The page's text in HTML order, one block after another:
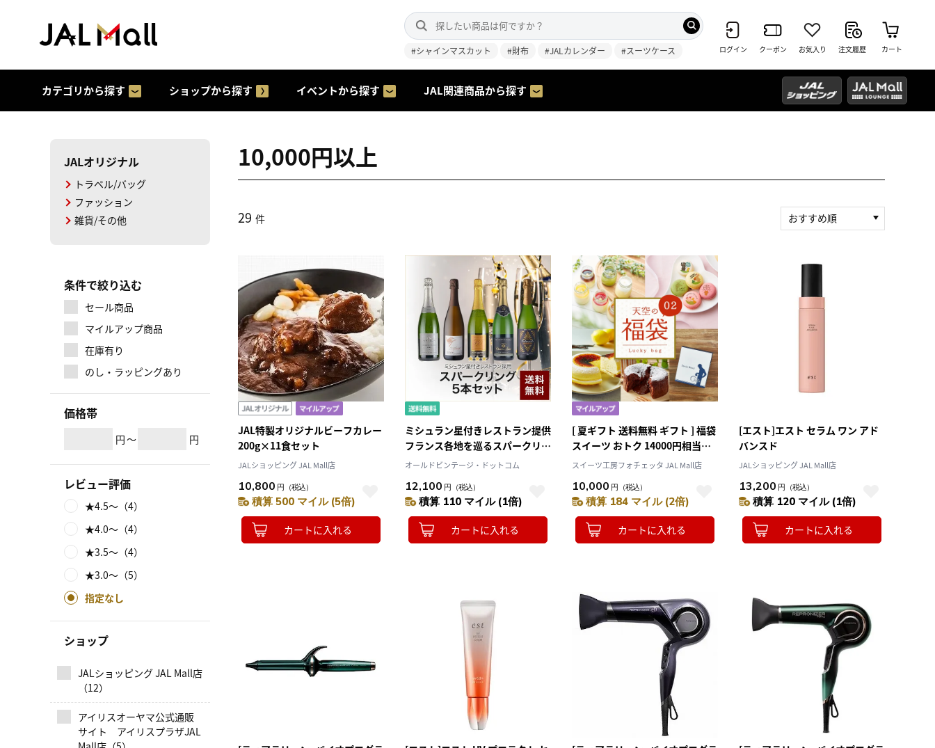
#シャインマスカット #財布 #JALカレンダー #スーツケース ログイン クーポン お気入り 注文履歴 カート
カテゴリから探す ショップから探す イベントから探す JAL関連商品から探す
JALオリジナル
トラベル/バッグ
ファッション
雑貨/その他
マイルアップ商品
条件で絞り込む
セール商品
在庫有り
のし・ラッピングあり
価格帯
円～ 円
レビュー評価
★4.5～（4）
★4.0～（4）
★3.5～（4）
★3.0～（5）
指定なし
ショップ
JALショッピング JAL Mall店
（12）
アイリスオーヤマ公式通販
サイト アイリスプラザJAL
10,000円以上
29 件
おすすめ順
レビュー件数（多い
レビュー評価（高い
JAL特製オリジナルビーフカレー
200g×11食セット
JALショッピング JAL Mall店
10,800 円 （税込）
積算 500 マイル (5倍)
カートに入れる
ミシュラン星付きレストラン提供
フランス各地を巡るスパークリン
グ5本セット
オールドビンテージ・ドットコム
12,100 円 （税込）
積算 110 マイル (1倍)
カートに入れる
[ 夏ギフト 送料無料 ギフト ] 福袋
スイーツ おトク 14000円相当分
⇒ 10000円 天空の福袋 天空のチ
せ フォンダンショコラ マカロン
珈琲
スイーツ工房フォチェッタ JAL Mall店
10,000 円 （税込）
積算 184 マイル (2倍)
カートに入れる
[エスト]エスト セラム ワン アド
バンスド
JALショッピング JAL Mall店
13,200 円 （税込）
積算 120 マイル (1倍)
カートに入れる